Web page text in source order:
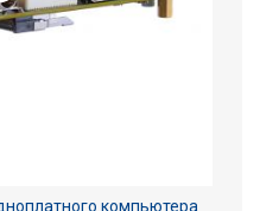
компьютера